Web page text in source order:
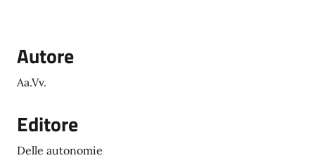
Autore
Aa.Vv.
Editore
Delle autonomie